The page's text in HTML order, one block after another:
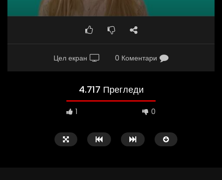
Цел екран 0 Коментари
4.717 Прегледи
1 0